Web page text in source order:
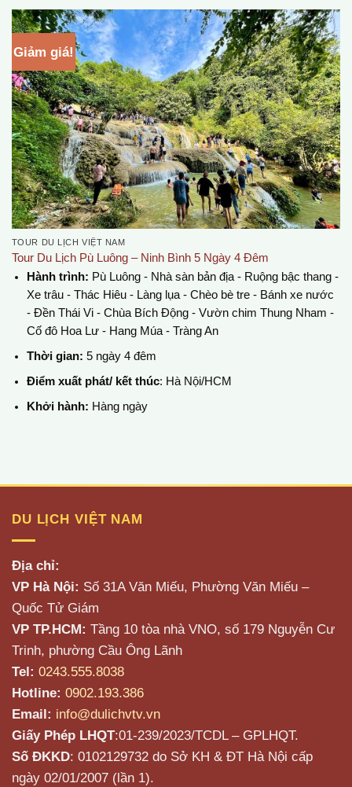
Giảm giá!
TOUR DU LỊCH VIỆT NAM
Tour Du Lịch Pù Luông – Ninh Bình 5 Ngày 4 Đêm
Hành trình: Pù Luông - Nhà sàn bản địa - Ruộng bậc thang -
Xe trâu - Thác Hiêu - Làng lụa - Chèo bè tre - Bánh xe nước
- Đền Thái Vi - Chùa Bích Động - Vườn chim Thung Nham -
Cố đô Hoa Lư - Hang Múa - Tràng An
Thời gian: 5 ngày 4 đêm
Điểm xuất phát/ kết thúc: Hà Nội/HCM
Khởi hành: Hàng ngày
DU LỊCH VIỆT NAM
Địa chỉ:
VP Hà Nội: Số 31A Văn Miếu, Phường Văn Miếu –
Quốc Tử Giám
VP TP.HCM: Tầng 10 tòa nhà VNO, số 179 Nguyễn Cư
Trinh, phường Cầu Ông Lãnh
Tel: 0243.555.8038
Hotline: 0902.193.386
Email: info@dulichvtv.vn
Giấy Phép LHQT:01-239/2023/TCDL – GPLHQT.
Số ĐKKD: 0102129732 do Sở KH & ĐT Hà Nội cấp
ngày 02/01/2007 (lần 1).